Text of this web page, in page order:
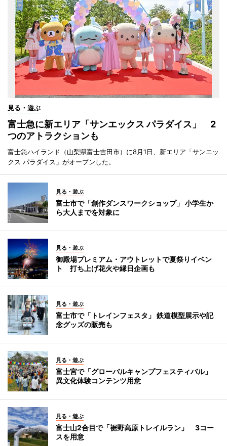
見る・遊ぶ
富士急に新エリア「サンエックス パラダイス」 2
つのアトラクションも
富士急ハイランド（山梨県富士吉田市）に8月1日、新エリア「サンエッ
クス パラダイス」がオープンした。
見る・遊ぶ
富士市で「創作ダンスワークショップ」 小学生か
ら大人までを対象に
見る・遊ぶ
御殿場プレミアム・アウトレットで夏祭りイベン
ト 打ち上げ花火や縁日企画も
見る・遊ぶ
富士市で「トレインフェスタ」 鉄道模型展示や記
念グッズの販売も
見る・遊ぶ
富士宮で「グローバルキャンプフェスティバル」
異文化体験コンテンツ用意
見る・遊ぶ
富士山2合目で「裾野高原トレイルラン」 3コー
スを用意